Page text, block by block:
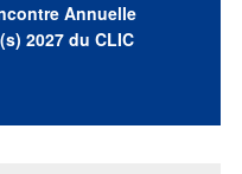
Annuelle
2027 du CLIC